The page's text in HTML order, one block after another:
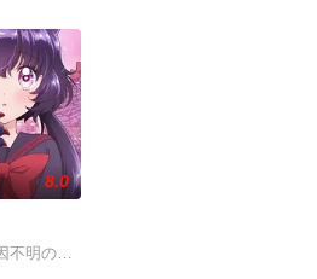
的日常世界！ 依旧针锋相对、冲突不断的
之尘”的影响，一部分孩子获得了名为“拉
8.0
明の病に悩まされている女子高生・赤石